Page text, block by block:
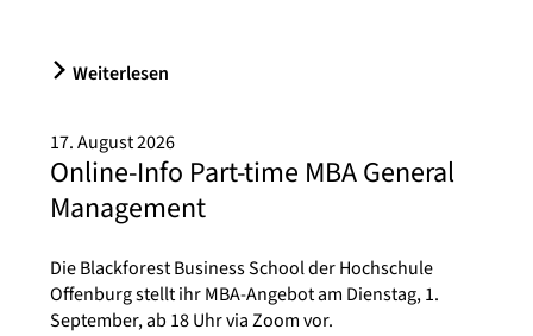
Weiterlesen
17. August 2026
Online-Info Part-time MBA General
Management
Die Blackforest Business School der Hochschule
Offenburg stellt ihr MBA-Angebot am Dienstag, 1.
September, ab 18 Uhr via Zoom vor.